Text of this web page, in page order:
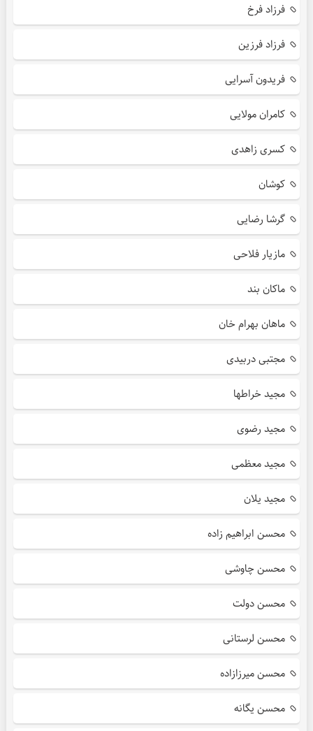
فرزاد فرخ
فرزاد فرزین
فریدون آسرایی
کامران مولایی
کسری زاهدی
کوشان
گرشا رضایی
مازیار فلاحی
ماکان بند
ماهان بهرام خان
مجتبی دربیدی
مجید خراطها
مجید رضوی
مجید معظمی
مجید یلان
محسن ابراهیم زاده
محسن چاوشی
محسن دولت
محسن لرستانی
محسن میرزازاده
محسن یگانه